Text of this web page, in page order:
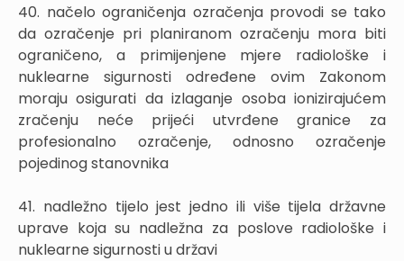
40. načelo ograničenja ozračenja provodi se tako
da ozračenje pri planiranom ozračenju mora biti
ograničeno, a primijenjene mjere radiološke i
nuklearne sigurnosti određene ovim Zakonom
moraju osigurati da izlaganje osoba ionizirajućem
zračenju neće prijeći utvrđene granice za
profesionalno ozračenje, odnosno ozračenje
pojedinog stanovnika
41. nadležno tijelo jest jedno ili više tijela državne
uprave koja su nadležna za poslove radiološke i
nuklearne sigurnosti u državi